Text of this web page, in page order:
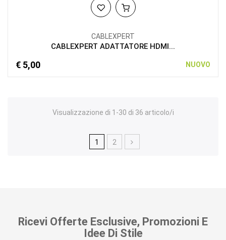
CABLEXPERT
CABLEXPERT ADATTATORE HDMI...
€ 5,00 NUOVO
Visualizzazione di 1-30 di 36 articolo/i
1 2
Ricevi Offerte Esclusive, Promozioni E
Idee Di Stile